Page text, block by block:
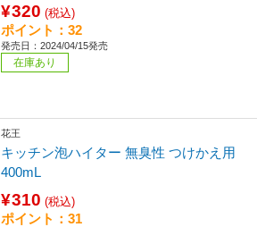
¥320 (税込)
ポイント：32
発売日：2024/04/15発売
在庫あり
花王
キッチン泡ハイター 無臭性 つけかえ用
400mL
¥310 (税込)
ポイント：31